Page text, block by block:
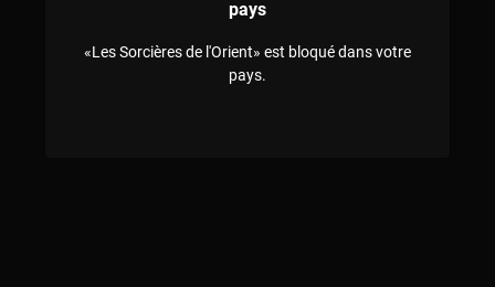
pays
«Les Sorcières de l'Orient» est bloqué dans votre
pays.